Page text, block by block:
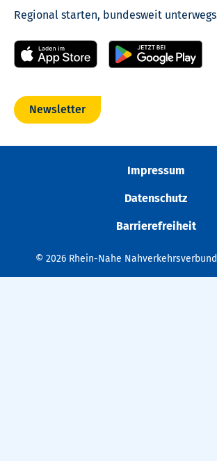
Regional starten, bundesweit
Newsletter
Impressum
Datenschutz
Barrierefreiheit
© 2026 Rhein-Nahe